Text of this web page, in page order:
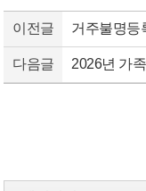
이전글 거주불명등
다음글 2026년 가